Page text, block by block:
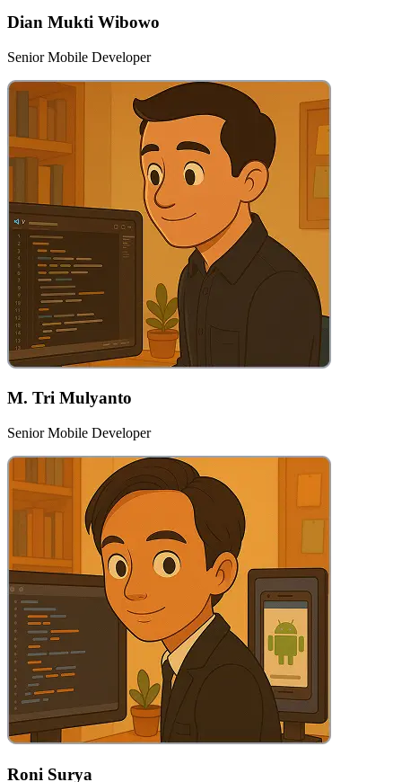
Dian Mukti Wibowo
Senior Mobile Developer
M. Tri Mulyanto
Senior Mobile Developer
Roni Surya